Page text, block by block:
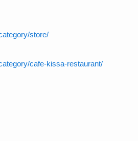
store/
cafe-kissa-restaurant/